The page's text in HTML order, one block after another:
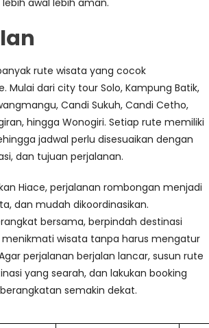
awal lebih aman.
rute wisata yang cocok
Mulai dari city tour Solo, Kampung Batik,
Candi Sukuh, Candi Cetho,
hingga Wonogiri. Setiap rute memiliki
jadwal perlu disesuaikan dengan
dan tujuan perjalanan.
Hiace, perjalanan rombongan menjadi
dan mudah dikoordinasikan.
bersama, berpindah destinasi
menikmati wisata tanpa harus mengatur
perjalanan berjalan lancar, susun rute
yang searah, dan lakukan booking
semakin dekat.